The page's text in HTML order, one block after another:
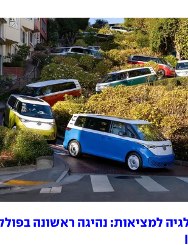
למציאות: נהיגה ראשונה